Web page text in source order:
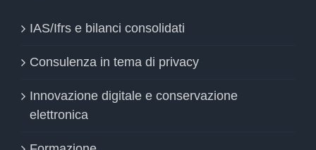
IAS/Ifrs e bilanci consolidati
Consulenza in tema di privacy
Innovazione digitale e conservazione
elettronica